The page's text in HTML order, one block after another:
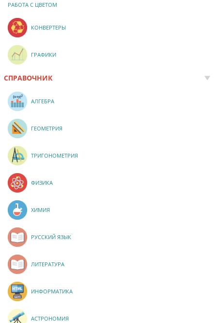
РАБОТА С ЦВЕТОМ
КОНВЕРТЕРЫ
ГРАФИКИ
СПРАВОЧНИК
АЛГЕБРА
ГЕОМЕТРИЯ
ТРИГОНОМЕТРИЯ
ФИЗИКА
ХИМИЯ
РУССКИЙ ЯЗЫК
ЛИТЕРАТУРА
ИНФОРМАТИКА
АСТРОНОМИЯ